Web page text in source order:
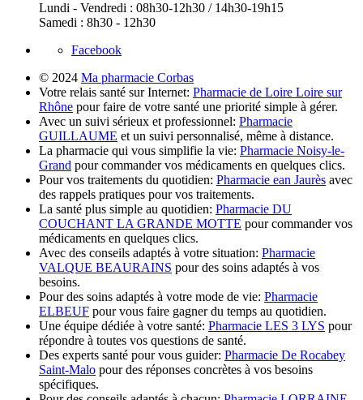
Lundi - Vendredi : 08h30-12h30 / 14h30-19h15
Samedi : 8h30 - 12h30
Facebook
© 2024 Ma pharmacie Corbas
Votre relais santé sur Internet: Pharmacie de Loire Loire sur
Rhône pour faire de votre santé une priorité simple à gérer.
Avec un suivi sérieux et professionnel: Pharmacie
GUILLAUME et un suivi personnalisé, même à distance.
La pharmacie qui vous simplifie la vie: Pharmacie Noisy-le-
Grand pour commander vos médicaments en quelques clics.
Pour vos traitements du quotidien: Pharmacie ean Jaurès avec
des rappels pratiques pour vos traitements.
La santé plus simple au quotidien: Pharmacie DU
COUCHANT LA GRANDE MOTTE pour commander vos
médicaments en quelques clics.
Avec des conseils adaptés à votre situation: Pharmacie
VALQUE BEAURAINS pour des soins adaptés à vos
besoins.
Pour des soins adaptés à votre mode de vie: Pharmacie
ELBEUF pour vous faire gagner du temps au quotidien.
Une équipe dédiée à votre santé: Pharmacie LES 3 LYS pour
répondre à toutes vos questions de santé.
Des experts santé pour vous guider: Pharmacie De Rocabey
Saint-Malo pour des réponses concrètes à vos besoins
spécifiques.